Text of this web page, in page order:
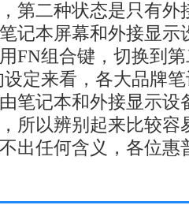
第二种状态是只有外
记本屏幕和外接显示
FN组合键，切换到
定来看，各大品牌
笔记本和外接显示设
所以辨别起来比较容
出任何含义，各位惠